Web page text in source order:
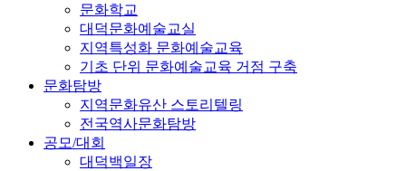
문화학교
대덕문화예술교실
지역특성화 문화예술교육
기초 단위 문화예술교육 거점 구축
문화탐방
지역문화유산 스토리텔링
전국역사문화탐방
공모/대회
대덕백일장